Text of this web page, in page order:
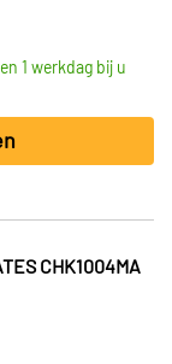
1 werkdag bij u
CHK1004MA